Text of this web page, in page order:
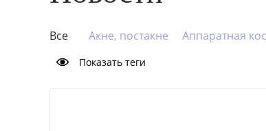
Все Акне, постакне Аппаратная
Избавиться от морщин
Показать теги